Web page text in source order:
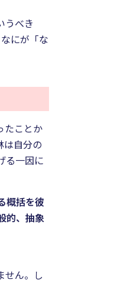
うべき
にが「な
たことか
は自分の
る一因に
概括を彼
的、抽象
せん。し